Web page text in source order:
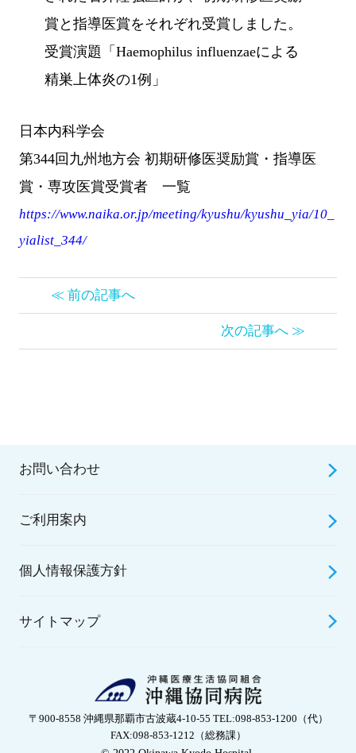
賞と指導医賞をそれぞれ受賞しました。
受賞演題「Haemophilus influenzaeによる
精巣上体炎の1例」
日本内科学会
第344回九州地方会 初期研修医奨励賞・指導医
賞・専攻医賞受賞者 一覧
https://www.naika.or.jp/meeting/kyushu/kyushu_yia/10_
yialist_344/
≪ 前の記事へ
次の記事へ ≫
お問い合わせ
ご利用案内
個人情報保護方針
サイトマップ
〒900-8558 沖縄県那覇市古波蔵4-10-55 TEL:098-853-1200（代）
FAX:098-853-1212（総務課）